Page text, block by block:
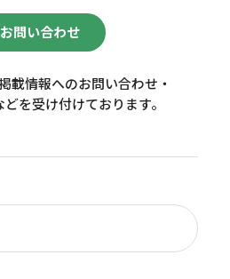
お問い合わせ
載情報へのお問い合わせ・
を受け付けております。